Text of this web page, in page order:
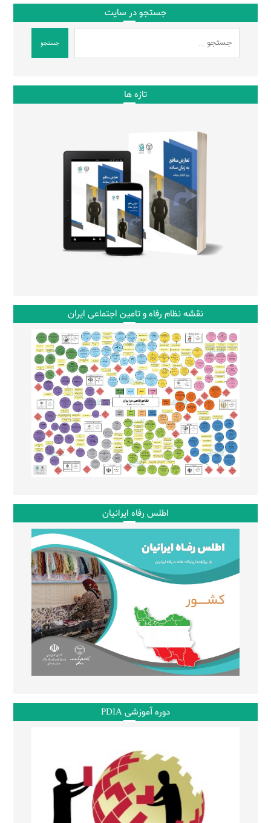
جستجو در سایت
جستجو
تازه ها
نقشه نظام رفاه و تامین اجتماعی ایران
اطلس رفاه ایرانیان
دوره آموزشی PDIA